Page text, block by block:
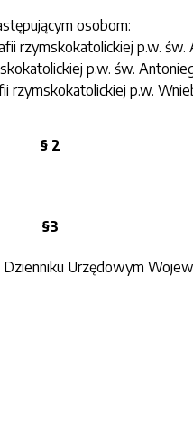
osobom:
rzymskokatolickiej p.w.
p.w. św.
rzymskokatolickiej p.w.
§ 2
§3
Urzędowym